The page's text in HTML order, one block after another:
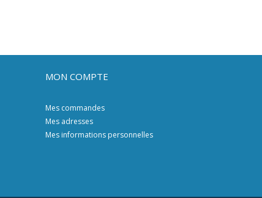
MON COMPTE
Mes commandes
Mes adresses
Mes informations personnelles